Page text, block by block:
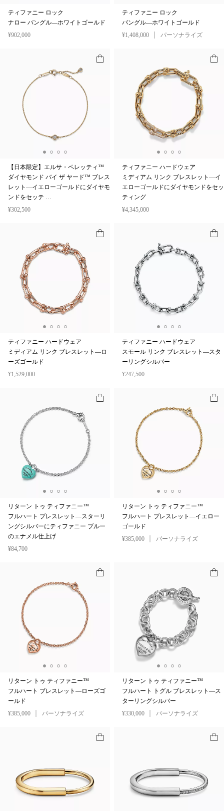
ティファニー ロック
ナロー バングル—ホワイトゴールド
¥902,000
ティファニー ロック
バングル—ホワイトゴールド
¥1,408,000
パーソナライズ
【日本限定】エルサ・ペレッティ™
ダイヤモンド バイ ザ ヤード™ ブレス
レット—イエローゴールドにダイヤモ
ンドをセッテ …
¥302,500
ティファニー ハードウェア
ミディアム リンク ブレスレット—イ
エローゴールドにダイヤモンドをセッ
ティング
¥4,345,000
ティファニー ハードウェア
ミディアム リンク ブレスレット—ロ
ーズゴールド
¥1,529,000
ティファニー ハードウェア
スモール リンク ブレスレット—スタ
ーリングシルバー
¥247,500
リターン トゥ ティファニー™
フルハート ブレスレット—スターリ
ングシルバーにティファニー ブルー
のエナメル仕上げ
¥84,700
リターン トゥ ティファニー™
フルハート ブレスレット—イエロー
ゴールド
¥385,000
パーソナライズ
リターン トゥ ティファニー™
フルハート ブレスレット—ローズゴ
ールド
¥385,000
パーソナライズ
リターン トゥ ティファニー™
フルハート トグル ブレスレット—ス
ターリングシルバー
¥330,000
パーソナライズ